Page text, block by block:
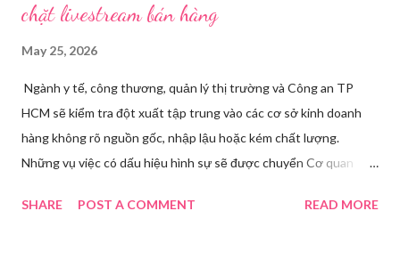
chặt livestream bán hàng
May 25, 2026
Ngành y tế, công thương, quản lý thị trường và Công an TP
HCM sẽ kiểm tra đột xuất tập trung vào các cơ sở kinh doanh
hàng không rõ nguồn gốc, nhập lậu hoặc kém chất lượng.
Những vụ việc có dấu hiệu hình sự sẽ được chuyển Cơ quan
Hoài Nam đã ký ban hành Kế hoạch số 4316/KH-SYT về việc
SHARE POST A COMMENT READ MORE